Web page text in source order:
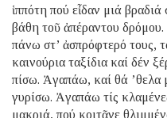
ἱππότη πού εἶδαν μιά
βάθη τοῦ ἀπέραντου
πάνω στ’ ἀσπρόφτερό τους,
καινούρια ταξίδια καί δέν
πίσω. Ἀγαπάω, καί θά ’θελα
γυρίσω. Ἀγαπάω τίς
μακριά, πού κοιτᾶνε